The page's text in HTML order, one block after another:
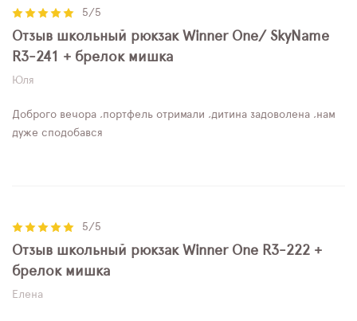
5/5
Отзыв школьный рюкзак Winner One/ SkyName
R3-241 + брелок мишка
Юля
Доброго вечора ,портфель отримали ,дитина задоволена ,нам
дуже сподобався
5/5
Отзыв школьный рюкзак Winner One R3-222 +
брелок мишка
Елена